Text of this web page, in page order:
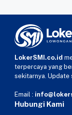
LokerSMI.co.id
terpercaya yang
sekitarnya. Update
Email :
Hubungi Kami